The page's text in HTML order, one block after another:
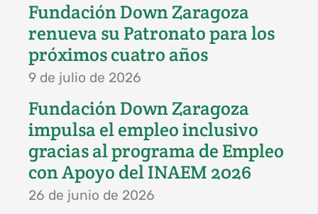
Fundación Down Zaragoza
renueva su Patronato para los
próximos cuatro años
9 de julio de 2026
Fundación Down Zaragoza
impulsa el empleo inclusivo
gracias al programa de Empleo
con Apoyo del INAEM 2026
26 de junio de 2026